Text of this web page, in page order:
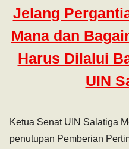
Jelang
Mana dan
Harus Dilalui
UIN
Ketua Senat UIN Salatiga
penutupan Pemberian